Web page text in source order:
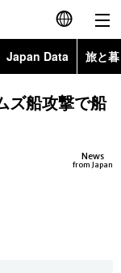
English
简体字
Japan Data 旅と
Topics
ズ船攻撃で船
News
from Japan